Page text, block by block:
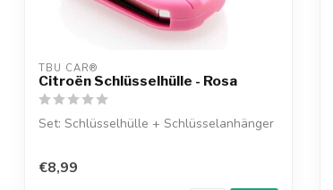
TBU CAR®
Citroën Schlüsselhülle - Rosa
Set: Schlüsselhülle + Schlüsselanhänger
€8,99